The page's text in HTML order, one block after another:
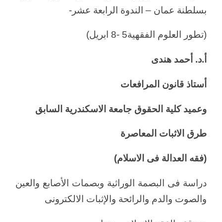
بسلطنة عمان – الندوة الرابعة عشر-
(تطور العلوم الفقهية5 -8 ابريل)
أ.د. أحمد هندى
أستاذ قانون المرافعات
وعميد كلية الحقوق جامعة الاسكندرية السابق
طرق الاثبات المعاصرة
(فقه العدالة فى الاسلام)
دراسة فى البصمة الوراثية وبصمات الأصابع والعين
والصوت والدم والرائحة والإثبات الالكترونى